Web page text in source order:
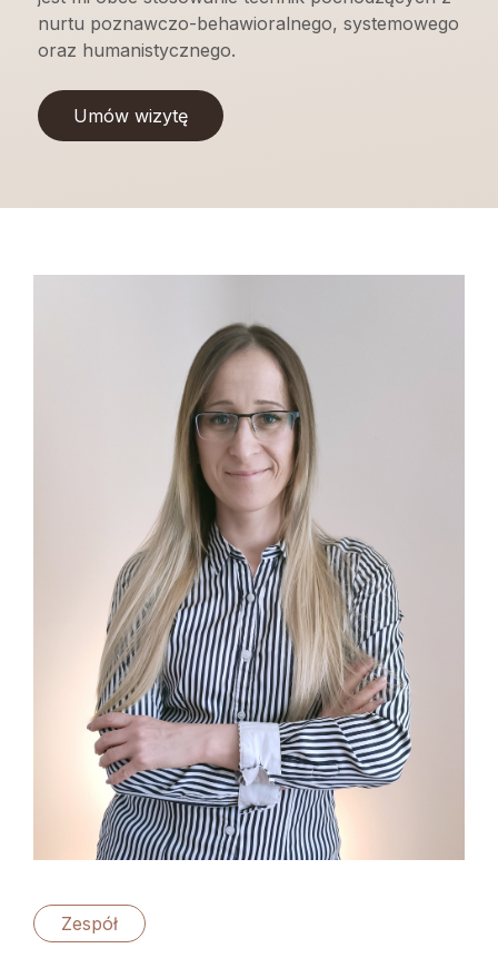
nurtu poznawczo-behawioralnego, systemowego
oraz humanistycznego.
Umów wizytę
Zespół